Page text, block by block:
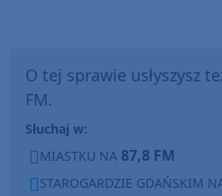
O tej sprawie usłyszysz
FM.
Słuchaj w:
MIASTKU NA 87,8 FM
STAROGARDZIE GDAŃSKIM